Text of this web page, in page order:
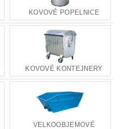
KOVOVÉ POPELNICE
KOVOVÉ KONTEJNERY
VELKOOBJEMOVÉ